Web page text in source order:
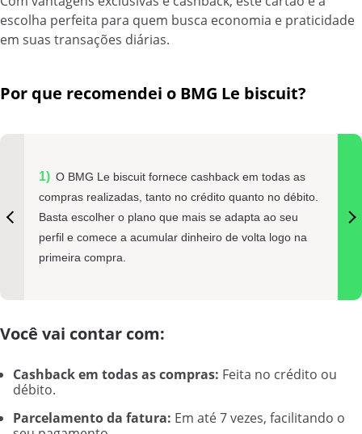
escolha perfeita para quem busca economia e praticidade
em suas transações diárias.
Por que recomendei o BMG Le biscuit?
O BMG Le biscuit fornece cashback em todas as
compras realizadas, tanto no crédito quanto no débito.
Basta escolher o plano que mais se adapta ao seu
perfil e comece a acumular dinheiro de volta logo na
primeira compra.
Você vai contar com:
Cashback em todas as compras: Feita no crédito ou
débito.
Parcelamento da fatura: Em até 7 vezes, facilitando o